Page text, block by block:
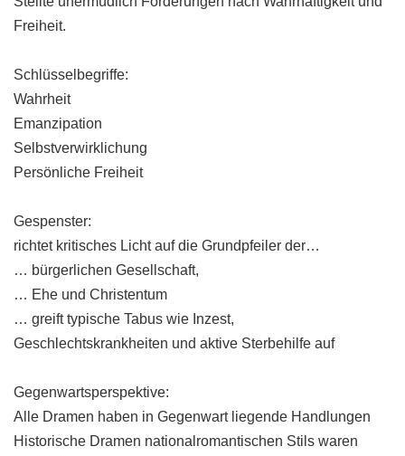
Freiheit.
Schlüsselbegriffe:
Wahrheit
Emanzipation
Selbstverwirklichung
Persönliche Freiheit
Gespenster:
richtet kritisches Licht auf die Grundpfeiler der…
… bürgerlichen Gesellschaft,
… Ehe und Christentum
… greift typische Tabus wie Inzest,
Geschlechtskrankheiten und aktive Sterbehilfe auf
Gegenwartsperspektive:
Alle Dramen haben in Gegenwart liegende Handlungen
Historische Dramen nationalromantischen Stils waren